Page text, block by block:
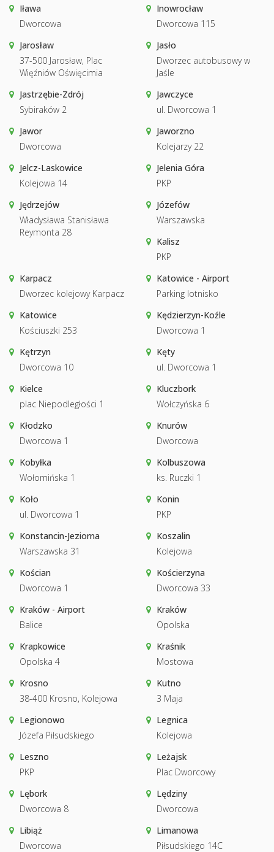
Iława
Dworcowa
Inowrocław
Dworcowa 115
Jarosław
37-500 Jarosław, Plac
Więźniów Oświęcimia
Jasło
Dworzec autobusowy w
Jaśle
Jastrzębie-Zdrój
Sybiraków 2
Jawczyce
ul. Dworcowa 1
Jawor
Dworcowa
Jaworzno
Kolejarzy 22
Jelcz-Laskowice
Kolejowa 14
Jelenia Góra
PKP
Jędrzejów
Władysława Stanisława
Reymonta 28
Józefów
Warszawska
Kalisz
PKP
Karpacz
Dworzec kolejowy Karpacz
Katowice - Airport
Parking lotnisko
Katowice
Kościuszki 253
Kędzierzyn-Koźle
Dworcowa 1
Kętrzyn
Dworcowa 10
Kęty
ul. Dworcowa 1
Kielce
plac Niepodległości 1
Kluczbork
Wołczyńska 6
Kłodzko
Dworcowa 1
Knurów
Dworcowa
Kobyłka
Wołomińska 1
Kolbuszowa
ks. Ruczki 1
Koło
ul. Dworcowa 1
Konin
PKP
Konstancin-Jeziorna
Warszawska 31
Koszalin
Kolejowa
Kościan
Dworcowa 1
Kościerzyna
Dworcowa 33
Kraków - Airport
Balice
Kraków
Opolska
Krapkowice
Opolska 4
Kraśnik
Mostowa
Krosno
38-400 Krosno, Kolejowa
Kutno
3 Maja
Legionowo
Józefa Piłsudskiego
Legnica
Kolejowa
Leszno
PKP
Leżajsk
Plac Dworcowy
Lębork
Dworcowa 8
Lędziny
Dworcowa
Libiąż
Dworcowa
Limanowa
Piłsudskiego 14C